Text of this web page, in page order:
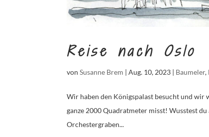
Reise nach Oslo
vonSusanne Brem |Aug. 10, 2023 | Baumeler,
Wir haben den Königspalast besucht und wir
ganze 2000 Quadratmeter misst! Wusstest
Orchestergraben...